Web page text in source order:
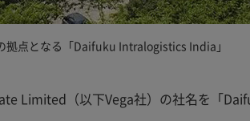
拠点となる「Daifuku Intralogistics India」
Limited（以下Vega社）の社名を「